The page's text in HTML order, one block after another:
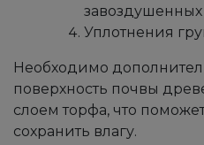
завоздушенных
Уплотнения
Необходимо
поверхность почвы
слоем торфа, что
сохранить влагу.